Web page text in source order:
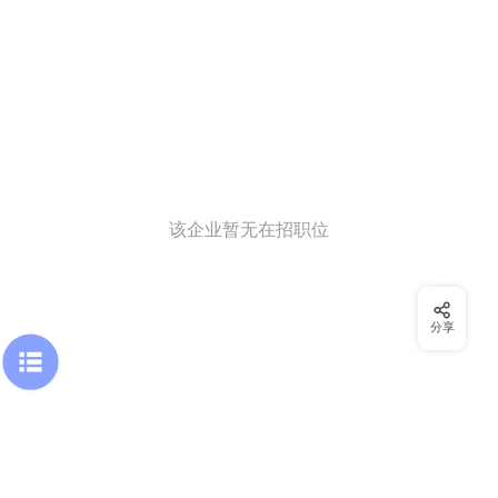
该企业暂无在招职位
分享